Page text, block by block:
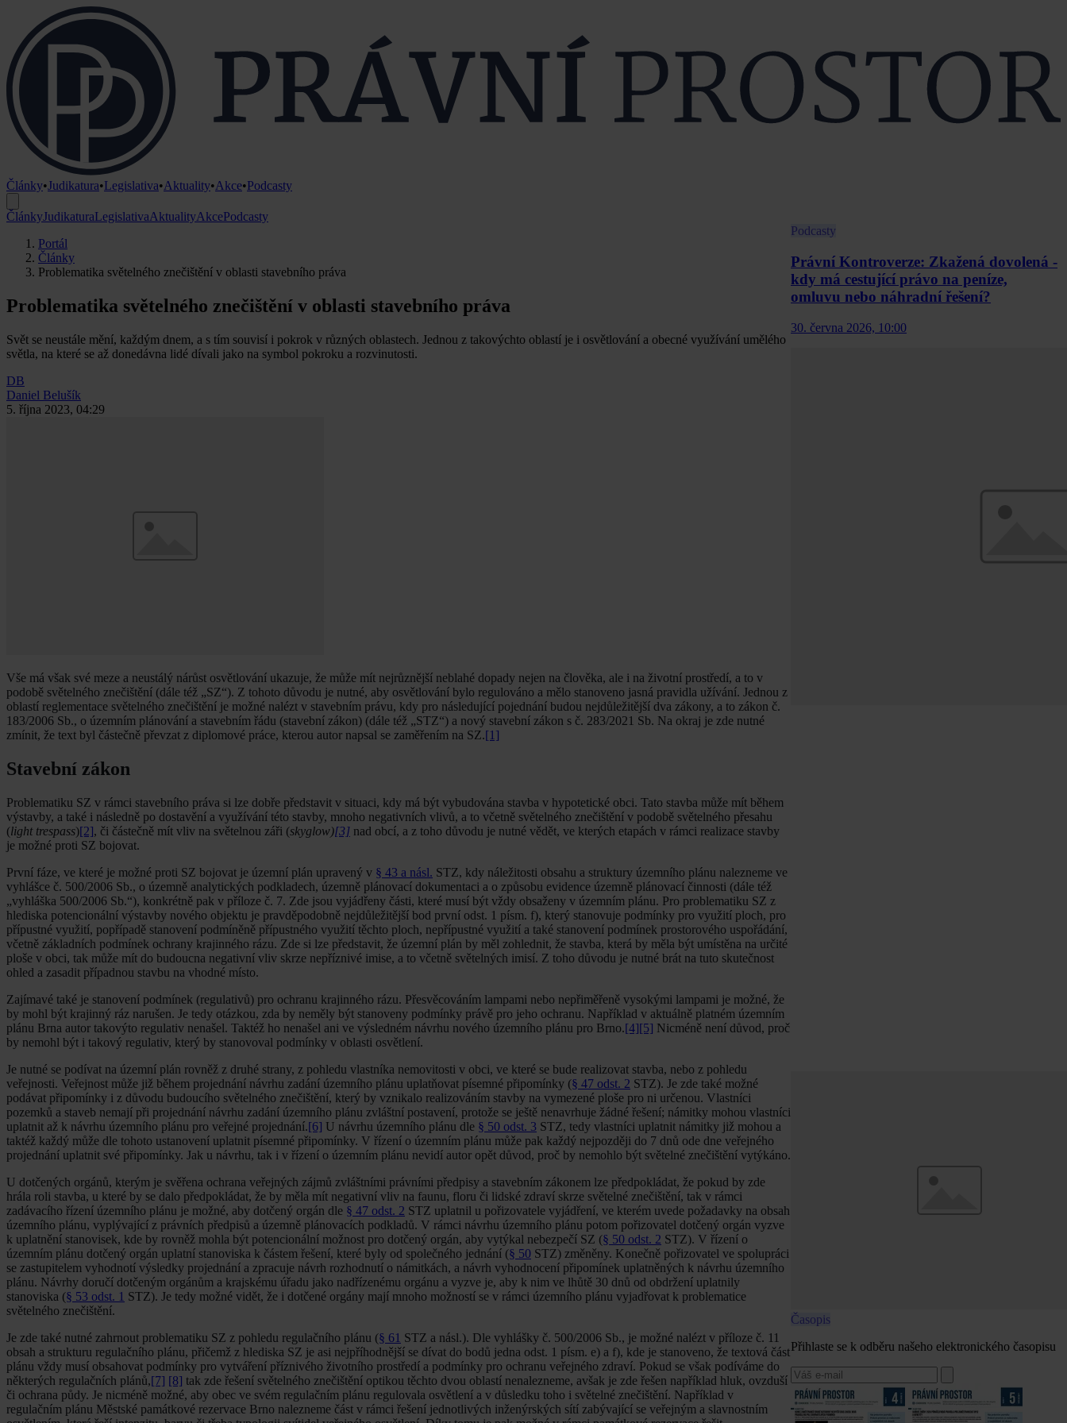
Články•Judikatura•Legislativa•Aktuality•Akce•Podcasty
ČlánkyJudikaturaLegislativaAktualityAkcePodcasty
Portál
Články
Problematika světelného znečištění v oblasti stavebního práva
Problematika světelného znečištění v oblasti stavebního práva
Svět se neustále mění, každým dnem, a s tím souvisí i pokrok v různých oblastech. Jednou z takovýchto oblastí je i osvětlování a obecné využívání umělého
světla, na které se až donedávna lidé dívali jako na symbol pokroku a rozvinutosti.
DB
Daniel Belušík
5. října 2023, 04:29
Vše má však své meze a neustálý nárůst osvětlování ukazuje, že může mít nejrůznější neblahé dopady nejen na člověka, ale i na životní prostředí, a to v
podobě světelného znečištění (dále též „SZ“). Z tohoto důvodu je nutné, aby osvětlování bylo regulováno a mělo stanoveno jasná pravidla užívání. Jednou z
oblastí reglementace světelného znečištění je možné nalézt v stavebním právu, kdy pro následující pojednání budou nejdůležitější dva zákony, a to zákon č.
183/2006 Sb., o územním plánování a stavebním řádu (stavební zákon) (dále též „STZ“) a nový stavební zákon s č. 283/2021 Sb. Na okraj je zde nutné
zmínit, že text byl částečně převzat z diplomové práce, kterou autor napsal se zaměřením na SZ.[1]
Stavební zákon
Problematiku SZ v rámci stavebního práva si lze dobře představit v situaci, kdy má být vybudována stavba v hypotetické obci. Tato stavba může mít během
výstavby, a také i následně po dostavění a využívání této stavby, mnoho negativních vlivů, a to včetně světelného znečištění v podobě světelného přesahu
(light trespass)[2], či částečně mít vliv na světelnou záři (skyglow)[3] nad obcí, a z toho důvodu je nutné vědět, ve kterých etapách v rámci realizace stavby
je možné proti SZ bojovat.
První fáze, ve které je možné proti SZ bojovat je územní plán upravený v § 43 a násl. STZ, kdy náležitosti obsahu a struktury územního plánu nalezneme ve
vyhlášce č. 500/2006 Sb., o územně analytických podkladech, územně plánovací dokumentaci a o způsobu evidence územně plánovací činnosti (dále též
„vyhláška 500/2006 Sb.“), konkrétně pak v příloze č. 7. Zde jsou vyjádřeny části, které musí být vždy obsaženy v územním plánu. Pro problematiku SZ z
hlediska potencionální výstavby nového objektu je pravděpodobně nejdůležitější bod první odst. 1 písm. f), který stanovuje podmínky pro využití ploch, pro
přípustné využití, popřípadě stanovení podmíněně přípustného využití těchto ploch, nepřípustné využití a také stanovení podmínek prostorového uspořádání,
včetně základních podmínek ochrany krajinného rázu. Zde si lze představit, že územní plán by měl zohlednit, že stavba, která by měla být umístěna na určité
ploše v obci, tak může mít do budoucna negativní vliv skrze nepříznivé imise, a to včetně světelných imisí. Z toho důvodu je nutné brát na tuto skutečnost
ohled a zasadit případnou stavbu na vhodné místo.
Zajímavé také je stanovení podmínek (regulativů) pro ochranu krajinného rázu. Přesvěcováním lampami nebo nepřiměřeně vysokými lampami je možné, že
by mohl být krajinný ráz narušen. Je tedy otázkou, zda by neměly být stanoveny podmínky právě pro jeho ochranu. Například v aktuálně platném územním
plánu Brna autor takovýto regulativ nenašel. Taktéž ho nenašel ani ve výsledném návrhu nového územního plánu pro Brno.[4][5] Nicméně není důvod, proč
by nemohl být i takový regulativ, který by stanovoval podmínky v oblasti osvětlení.
Je nutné se podívat na územní plán rovněž z druhé strany, z pohledu vlastníka nemovitosti v obci, ve které se bude realizovat stavba, nebo z pohledu
veřejnosti. Veřejnost může již během projednání návrhu zadání územního plánu uplatňovat písemné připomínky (§ 47 odst. 2 STZ). Je zde také možné
podávat připomínky i z důvodu budoucího světelného znečištění, který by vznikalo realizováním stavby na vymezené ploše pro ni určenou. Vlastníci
pozemků a staveb nemají při projednání návrhu zadání územního plánu zvláštní postavení, protože se ještě nenavrhuje žádné řešení; námitky mohou vlastníci
uplatnit až k návrhu územního plánu pro veřejné projednání.[6] U návrhu územního plánu dle § 50 odst. 3 STZ, tedy vlastníci uplatnit námitky již mohou a
taktéž každý může dle tohoto ustanovení uplatnit písemné připomínky. V řízení o územním plánu může pak každý nejpozději do 7 dnů ode dne veřejného
projednání uplatnit své připomínky. Jak u návrhu, tak i v řízení o územním plánu nevidí autor opět důvod, proč by nemohlo být světelné znečištění vytýkáno.
U dotčených orgánů, kterým je svěřena ochrana veřejných zájmů zvláštními právními předpisy a stavebním zákonem lze předpokládat, že pokud by zde
hrála roli stavba, u které by se dalo předpokládat, že by měla mít negativní vliv na faunu, floru či lidské zdraví skrze světelné znečištění, tak v rámci
zadávacího řízení územního plánu je možné, aby dotčený orgán dle § 47 odst. 2 STZ uplatnil u pořizovatele vyjádření, ve kterém uvede požadavky na obsah
územního plánu, vyplývající z právních předpisů a územně plánovacích podkladů. V rámci návrhu územního plánu potom pořizovatel dotčený orgán vyzve
k uplatnění stanovisek, kde by rovněž mohla být potencionální možnost pro dotčený orgán, aby vytýkal nebezpečí SZ (§ 50 odst. 2 STZ). V řízení o
územním plánu dotčený orgán uplatní stanoviska k částem řešení, které byly od společného jednání (§ 50 STZ) změněny. Konečně pořizovatel ve spolupráci
se zastupitelem vyhodnotí výsledky projednání a zpracuje návrh rozhodnutí o námitkách, a návrh vyhodnocení připomínek uplatněných k návrhu územního
plánu. Návrhy doručí dotčeným orgánům a krajskému úřadu jako nadřízenému orgánu a vyzve je, aby k nim ve lhůtě 30 dnů od obdržení uplatnily
stanoviska (§ 53 odst. 1 STZ). Je tedy možné vidět, že i dotčené orgány mají mnoho možností se v rámci územního plánu vyjadřovat k problematice
světelného znečištění.
Je zde také nutné zahrnout problematiku SZ z pohledu regulačního plánu (§ 61 STZ a násl.). Dle vyhlášky č. 500/2006 Sb., je možné nalézt v příloze č. 11
obsah a strukturu regulačního plánu, přičemž z hlediska SZ je asi nejpříhodnější se dívat do bodů jedna odst. 1 písm. e) a f), kde je stanoveno, že textová část
plánu vždy musí obsahovat podmínky pro vytváření příznivého životního prostředí a podmínky pro ochranu veřejného zdraví. Pokud se však podíváme do
některých regulačních plánů,[7] [8] tak zde řešení světelného znečištění optikou těchto dvou oblastí nenalezneme, avšak je zde řešen například hluk, ovzduší
či ochrana půdy. Je nicméně možné, aby obec ve svém regulačním plánu regulovala osvětlení a v důsledku toho i světelné znečištění. Například v
regulačním plánu Městské památkové rezervace Brno nalezneme část v rámci řešení jednotlivých inženýrských sítí zabývající se veřejným a slavnostním
Podcasty
Právní Kontroverze: Zkažená dovolená -
kdy má cestující právo na peníze,
omluvu nebo náhradní řešení?
30. června 2026, 10:00
Časopis
Přihlaste se k odběru našeho elektronického časopisu